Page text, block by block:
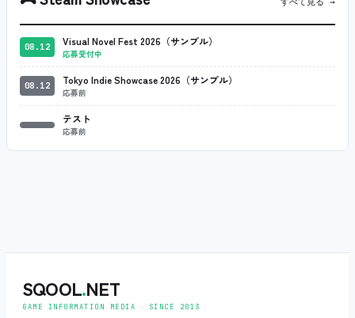
08.12 Visual Novel Fest 2026（サンプル）
応募受付中
08.12 Tokyo Indie Showcase 2026（サンプル）
応募前
テスト
応募前
SQOOL.NET
GAME INFORMATION MEDIA ‧ SINCE 2013